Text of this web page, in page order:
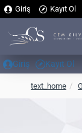
Giriş Kayıt Ol
Giriş Kayıt Ol
text_homeh